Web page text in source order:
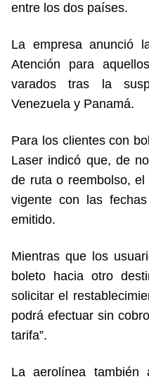
entre los dos países.
La empresa anunció
Atención para
varados tras la
Venezuela y Panamá.
Para los clientes con
Laser indicó que, de
de ruta o reembolso,
vigente con las
emitido.
Mientras que los
boleto hacia otro
solicitar el
podrá efectuar sin
tarifa”.
La aerolínea también